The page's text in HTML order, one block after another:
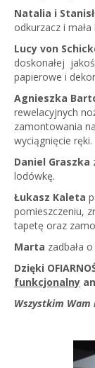
Natalia i
odkurzacz i
Lucy von
doskonałej
papierowe i
Agnieszka
rewelacyjnych
zamontowania
wyciągnięcie ręki.
Daniel Graszka
lodówkę.
Łukasz Kaleta
pomieszczeniu,
tapetę oraz
Marta zadbała
Dzięki
funkcjonalny
Wszystkim Wam